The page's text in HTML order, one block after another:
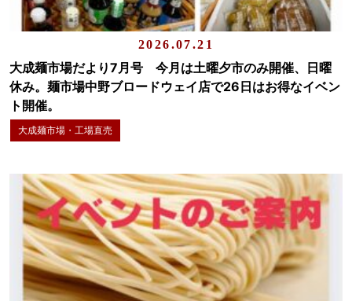
2026.07.21
大成麺市場だより7月号 今月は土曜夕市のみ開催、日曜
休み。麺市場中野ブロードウェイ店で26日はお得なイベン
ト開催。
大成麺市場・工場直売